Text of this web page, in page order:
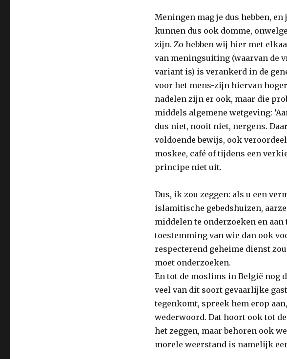
Meningen mag je dus hebben,
kunnen dus ook domme,
zijn. Zo hebben wij hier met
van meningsuiting (waarvan de
variant is) is verankerd in de
voor het mens-zijn hiervan
nadelen zijn er ook, maar die
middels algemene wetgeving:
dus niet, nooit niet, nergens.
voldoende bewijs, ook
moskee, café of tijdens een
principe niet uit.
Dus, ik zou zeggen: als u een
islamitische gebedshuizen,
middelen te onderzoeken en aan
toestemming van wie dan ook
respecterend geheime dienst
moet onderzoeken.
En tot de moslims in België nog
veel van dit soort gevaarlijke
tegenkomt, spreek hem erop
wederwoord. Dat hoort ook tot
het zeggen, maar behoren ook
morele weerstand is namelijk